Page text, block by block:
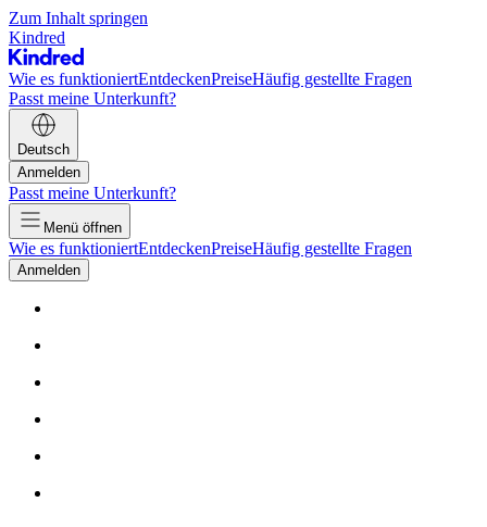
Zum Inhalt springen
Kindred
Wie es funktioniertEntdeckenPreiseHäufig gestellte Fragen
Passt meine Unterkunft?
Deutsch
Anmelden
Passt meine Unterkunft?
Menü öffnen
Wie es funktioniertEntdeckenPreiseHäufig gestellte Fragen
Anmelden